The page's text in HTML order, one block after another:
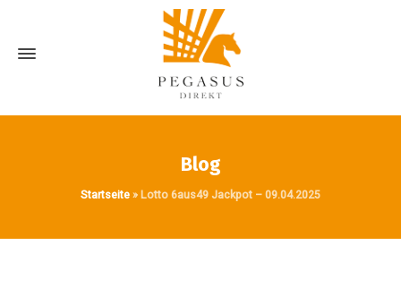
Blog
Startseite»Lotto 6aus49 Jackpot – 09.04.2025